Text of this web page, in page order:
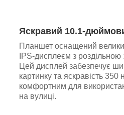
Яскравий 10.1-
Планшет оснащений
IPS-дисплеєм з
Цей дисплей забезпечує
картинку та яскравість 350
комфортним для
на вулиці.